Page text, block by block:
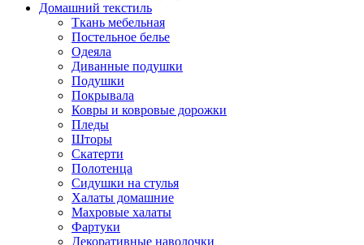
Домашний текстиль
Ткань мебельная
Постельное белье
Одеяла
Диванные подушки
Подушки
Покрывала
Ковры и ковровые дорожки
Пледы
Шторы
Скатерти
Полотенца
Сидушки на стулья
Халаты домашние
Махровые халаты
Фартуки
Декоративные наволочки